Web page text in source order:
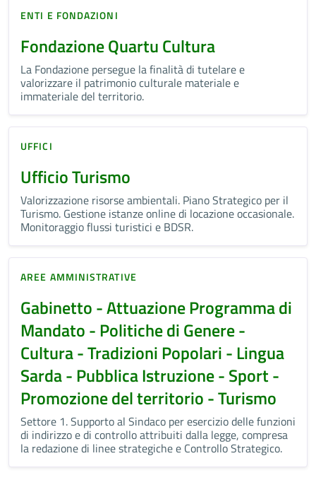
ENTI E FONDAZIONI
Fondazione Quartu Cultura
La Fondazione persegue la finalità di tutelare e
valorizzare il patrimonio culturale materiale e
immateriale del territorio.
UFFICI
Ufficio Turismo
Valorizzazione risorse ambientali. Piano Strategico per il
Turismo. Gestione istanze online di locazione occasionale.
Monitoraggio flussi turistici e BDSR.
AREE AMMINISTRATIVE
Gabinetto - Attuazione Programma di
Mandato - Politiche di Genere -
Cultura - Tradizioni Popolari - Lingua
Sarda - Pubblica Istruzione - Sport -
Promozione del territorio - Turismo
Settore 1. Supporto al Sindaco per esercizio delle funzioni
di indirizzo e di controllo attribuiti dalla legge, compresa
la redazione di linee strategiche e Controllo Strategico.